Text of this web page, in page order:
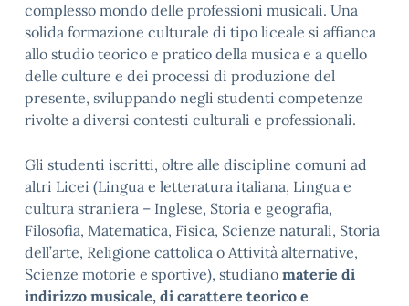
complesso mondo delle professioni musicali. Una
solida formazione culturale di tipo liceale si affianca
allo studio teorico e pratico della musica e a quello
delle culture e dei processi di produzione del
presente, sviluppando negli studenti competenze
rivolte a diversi contesti culturali e professionali.
Gli studenti iscritti, oltre alle discipline comuni ad
altri Licei (Lingua e letteratura italiana, Lingua e
cultura straniera – Inglese, Storia e geografia,
Filosofia, Matematica, Fisica, Scienze naturali, Storia
dell’arte, Religione cattolica o Attività alternative,
Scienze motorie e sportive), studiano materie di
indirizzo musicale, di carattere teorico e